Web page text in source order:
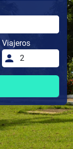
Viajeros